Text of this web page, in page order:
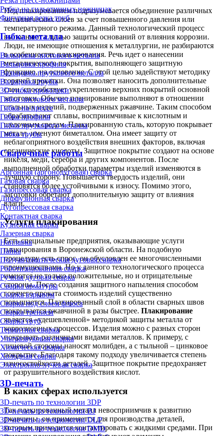
Рубка на гильотинных ножницах
Фигурная резка труб
Гибка металла
Вальцовка листового металла
Вальцовка профиля
Вальцовка пруткового металла
Вальцовка трубы
3D-гибка проволоки
Гибка листового металла
Гибка на прессе
Гибка профиля
Гибка пруткового металла
Гибка трубы
Сварочные работы
Аргонная (аргонодуговая) сварка
Газовая сварка
Газопрессовая сварка
Диффузионная сварка
Дугопрессовая сварка
Контактная сварка
Кузнечная сварка
Лазерная сварка
Наплавка
Пайка
Полуавтоматическая дуговая сварка
Роботизированная сварка
Ручная дуговая сварка
Сварка арматуры
Сварка взрывом
Сварка под слоем флюса
Сварка трением
Сварка труб
Термитная сварка
Ультразвуковая сварка
Химическая сварка
Холодная сварка
Электронно-лучевая сварка
3D-печать
3D-печать по технологии 3DP
3D-печать по технологии BJ
3D-печать по технологии DLP
3D-печать по технологии DMD
Под плакированием подразумевается объединение различных
металлических слоев за счет повышенного давления или
температурного режима. Данный технологический процесс
выполняют с целью защиты оснований от влияния коррозии.
Люди, не имеющие отношения к металлургии, не разбираются
в особенностях плакирования. Речь идет о нанесении
металлического покрытия, выполняющего защитную
функцию, на основание. С этой целью задействуют методику
горячей прокатки. Она позволяет наносить дополнительные
слои, способствует укреплению верхних покрытий основной
заготовки. Обычно планирование выполняют в отношении
стальных изделий, подверженных ржавчине. Таким способом
обрабатывают сплавы, восприимчивые к кислотным и
щелочным средам. Плакированную сталь, которую покрывает
металл, именуют биметаллом. Она имеет защиту от
неблагоприятного воздействия внешних факторов, включая
органические кислоты. Защитное покрытие создают на основе
никеля, меди, серебра и других компонентов. После
выполненной обработки параметры изделий изменяются в
лучшую сторону. Повышается твердость изделий, они
становятся более устойчивыми к износу. Помимо этого,
заготовки обретают дополнительную защиту от влияния
влаги.
Услуги плакирования
Есть специальные предприятия, оказывающие услуги
плакирования в Воронежской области. На подобную
процедуру есть спрос, он обусловлен ее многочисленными
преимуществами. Но у данного технологического процесса
имеются не только положительные, но и отрицательные
стороны. После создания защитного напыления способом
горячего проката стоимость изделий существенно
повышается. Плакированный слой в области сварных швов
покрывается ржавчиной в разы быстрее. Плакирование
является «удешевленной» методикой защиты металла от
коррозионных процессов. Изделия можно с разных сторон
покрывать различными видами металлов. К примеру, с
лицевой стороны наносят молибден, а с тыльной – цинковое
покрытие. Благодаря такому подходу увеличивается степень
износостойкости деталей. Защитное покрытие предохраняет
от разрушительного воздействия кислот.
В каких сферах используется
Так плакированный металл невосприимчив к развитию
ржавчины, он применяется для производства деталей,
которым приходится контактировать с жидкими средами. При